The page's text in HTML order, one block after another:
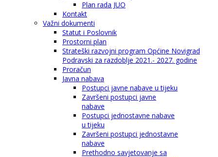
Plan rada JUO
Kontakt
Važni dokumenti
Statut i Poslovnik
Prostorni plan
Strateški razvojni program Općine Novigrad
Podravski za razdoblje 2021.- 2027. godine
Proračun
Javna nabava
Postupci javne nabave u tijeku
Završeni postupci javne
nabave
Postupci jednostavne nabave
u tijeku
Završeni postupci jednostavne
nabave
Prethodno savjetovanje sa